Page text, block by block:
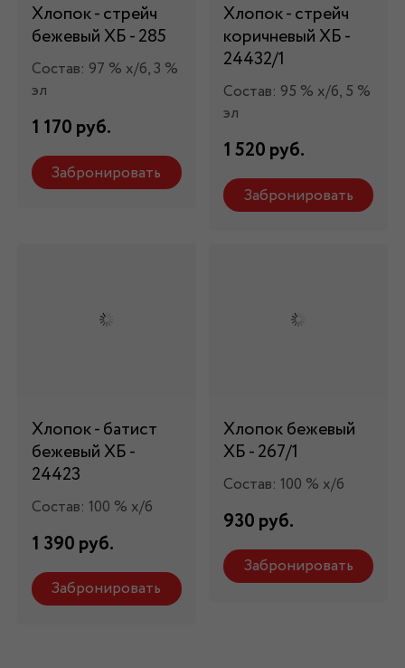
Хлопок - стрейч
бежевый ХБ - 285
Состав: 97 % х/б, 3 %
эл
1 170 руб.
Забронировать
Хлопок - стрейч
коричневый ХБ -
24432/1
Состав: 95 % х/б, 5 %
эл
1 520 руб.
Забронировать
Хлопок - батист
бежевый ХБ -
24423
Состав: 100 % х/б
1 390 руб.
Забронировать
Хлопок бежевый
ХБ - 267/1
Состав: 100 % х/б
930 руб.
Забронировать